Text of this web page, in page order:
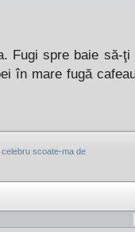
Fugi spre baie să-ţi
în mare fugă
scoate-ma de